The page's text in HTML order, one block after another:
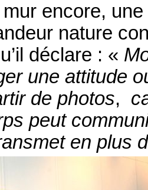
encore,
nature
déclare : «
une attitude
de photos,
peut
en plus